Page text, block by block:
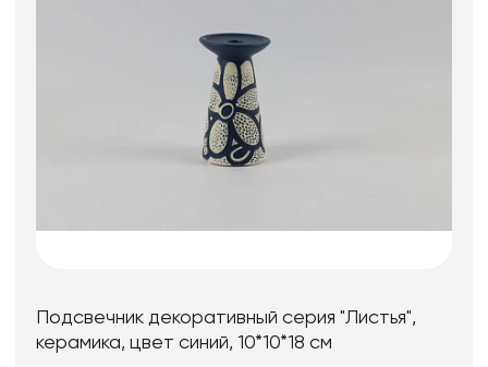
Подсвечник декоративный серия "Листья",
керамика, цвет синий, 10*10*18 см